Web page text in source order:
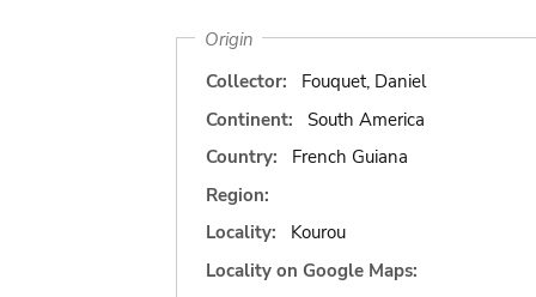
Origin
Collector:
Fouquet, Daniel
Continent:
South America
Country:
French Guiana
Region:
Locality:
Kourou
Locality on Google Maps: